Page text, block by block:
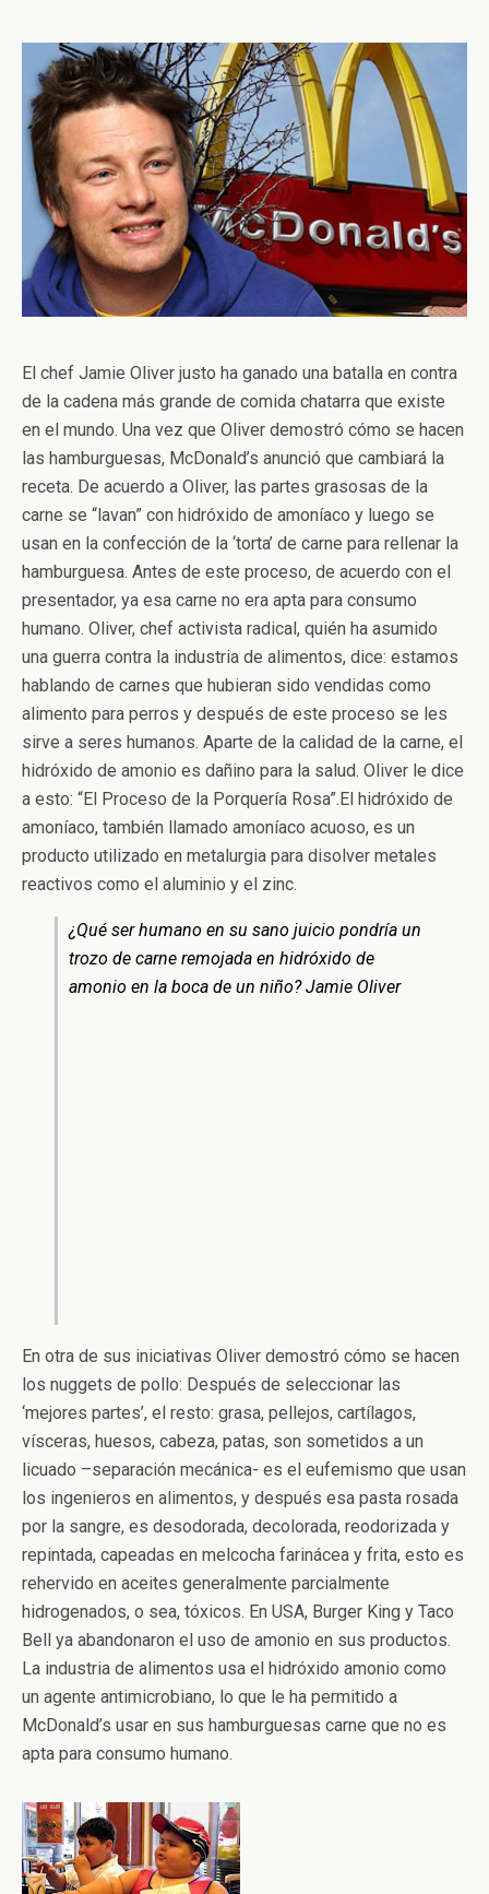
El chef Jamie Oliver justo ha ganado una batalla en contra
de la cadena más grande de comida chatarra que existe
en el mundo. Una vez que Oliver demostró cómo se hacen
las hamburguesas, McDonald’s anunció que cambiará la
receta. De acuerdo a Oliver, las partes grasosas de la
carne se “lavan” con hidróxido de amoníaco y luego se
usan en la confección de la ‘torta’ de carne para rellenar la
hamburguesa. Antes de este proceso, de acuerdo con el
presentador, ya esa carne no era apta para consumo
humano. Oliver, chef activista radical, quién ha asumido
una guerra contra la industria de alimentos, dice: estamos
hablando de carnes que hubieran sido vendidas como
alimento para perros y después de este proceso se les
sirve a seres humanos. Aparte de la calidad de la carne, el
hidróxido de amonio es dañino para la salud. Oliver le dice
a esto: “El Proceso de la Porquería Rosa”.El hidróxido de
amoníaco, también llamado amoníaco acuoso, es un
producto utilizado en metalurgia para disolver metales
reactivos como el aluminio y el zinc.
¿Qué ser humano en su sano juicio pondría un
trozo de carne remojada en hidróxido de
amonio en la boca de un niño? Jamie Oliver
En otra de sus iniciativas Oliver demostró cómo se hacen
los nuggets de pollo: Después de seleccionar las
‘mejores partes’, el resto: grasa, pellejos, cartílagos,
vísceras, huesos, cabeza, patas, son sometidos a un
licuado –separación mecánica- es el eufemismo que usan
los ingenieros en alimentos, y después esa pasta rosada
por la sangre, es desodorada, decolorada, reodorizada y
repintada, capeadas en melcocha farinácea y frita, esto es
rehervido en aceites generalmente parcialmente
hidrogenados, o sea, tóxicos. En USA, Burger King y Taco
Bell ya abandonaron el uso de amonio en sus productos.
La industria de alimentos usa el hidróxido amonio como
un agente antimicrobiano, lo que le ha permitido a
McDonald’s usar en sus hamburguesas carne que no es
apta para consumo humano.